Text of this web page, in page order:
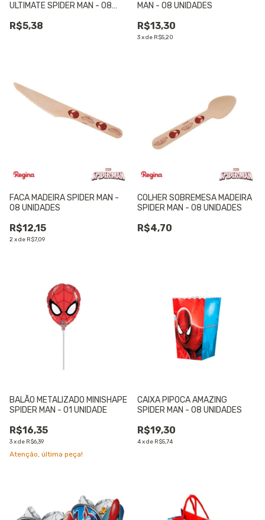
ULTIMATE SPIDER MAN - 08
R$5,38
MAN - 08 UNIDADES
R$13,30
3xde R$5,20
FACA MADEIRA SPIDER MAN -
08 UNIDADES
R$12,15
2xde R$7,09
COLHER SOBREMESA MADEIRA
SPIDER MAN - 08 UNIDADES
R$4,70
BALÃO METALIZADO MINISHAPE
SPIDER MAN - 01 UNIDADE
R$16,35
3xde R$6,39
Atenção, última peça!
CAIXA PIPOCA AMAZING
SPIDER MAN - 08 UNIDADES
R$19,30
4xde R$5,74